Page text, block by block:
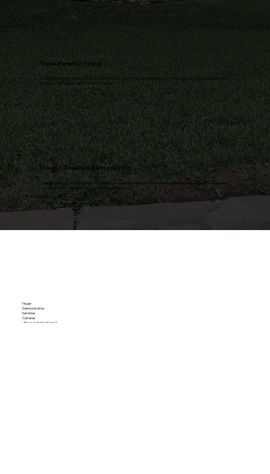
Creemos en la transparencia. Al hacer clic en el botón a continuación se inicia el proceso de recibir un presupuesto detallado, para
que sepa exactamente qué esperar sin sorpresas.
Transparent Pricing
Deja que nuestra creatividad transforme tu espacio. Nuestros innovadores conceptos de diseño garantizan que su área exterior
se convierta en un fiel reflejo de su estilo y preferencias.
Diseño Creativo e Innovación
Hogar
Sobre nosotros
Servicios
Carreras
¿Por qué elegir Urbano?